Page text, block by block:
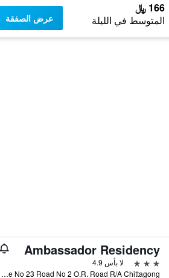
166 ﷼
المتوسط في الليلة عرض الصفقة
Ambassador Residency
3 نجوم
لا بأس 4.9
House No 23 Road No 2 O.R. Road R/A Chittagong, تشيتاغونغ, بنغلاديش